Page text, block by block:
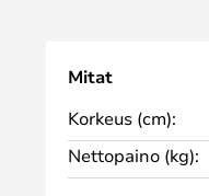
Mitat
Korkeus (cm):
Nettopaino (kg):